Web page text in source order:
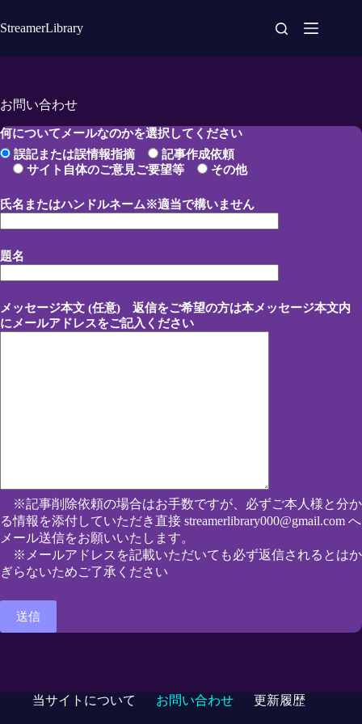
ン
ス
キ
ッ
プ
StreamerLibrary
お問い合わせ
何についてメールなのかを選択してください
誤記または誤情報指摘
記事作成依頼
サイト自体のご意見ご要望等
その他
氏名またはハンドルネーム※適当で構いません
題名
メッセージ本文 (任意) 返信をご希望の方は本メッセージ本文内
にメールアドレスをご記入ください
※記事削除依頼の場合はお手数ですが、必ずご本人様と分か
る情報を添付していただき直接 streamerlibrary000@gmail.com へ
メール送信をお願いいたします。
※メールアドレスを記載いただいても必ず返信されるとはか
ぎらないためご了承ください
当サイトについて お問い合わせ 更新履歴